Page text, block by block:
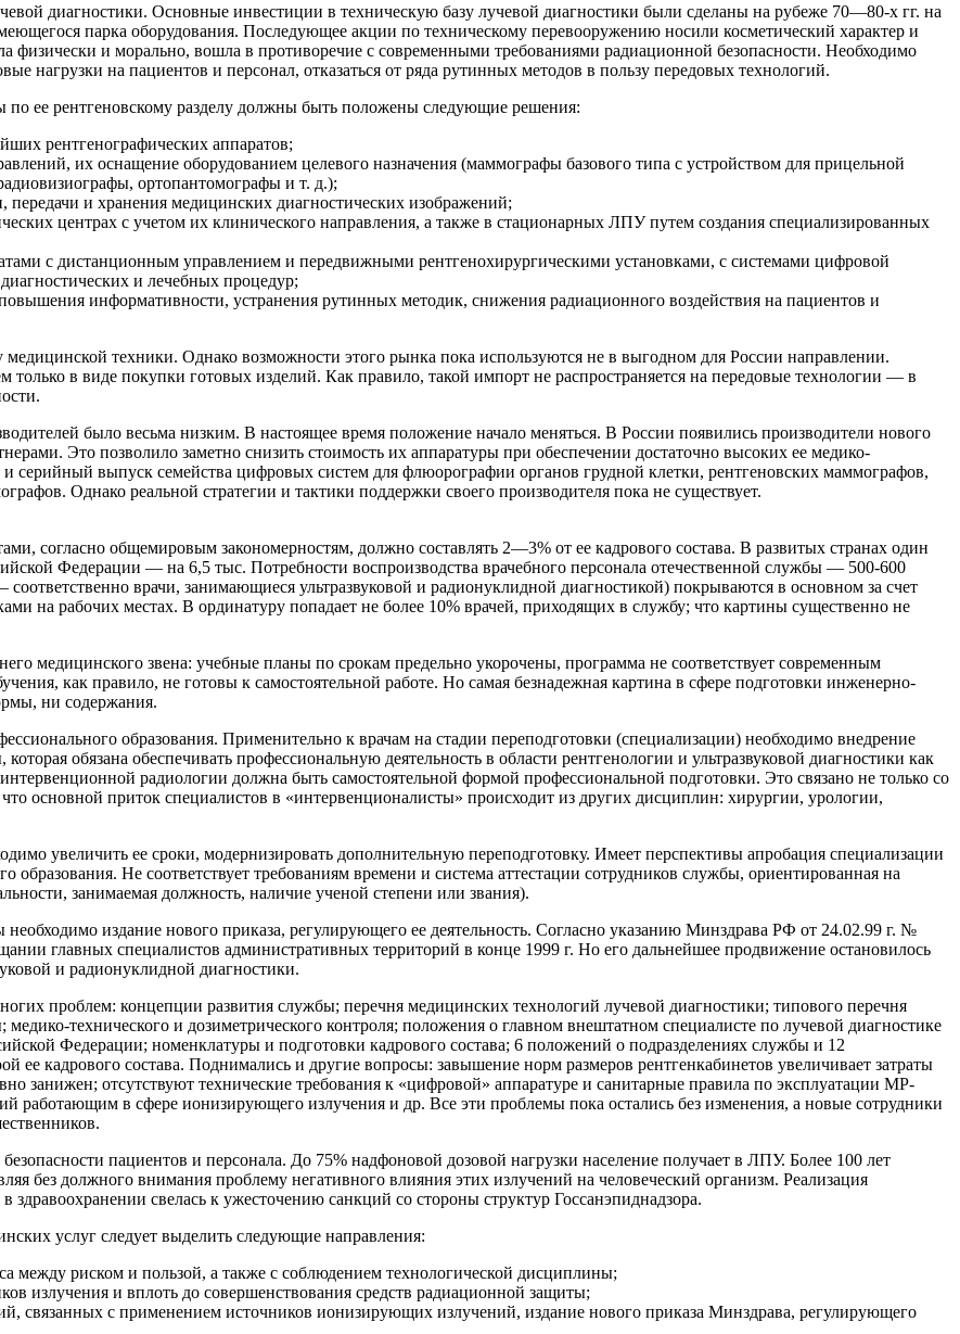
диагностики. Основные инвестиции в техническую базу лучевой диагностики были сделаны на рубеже 70—80-х гг. на
парка оборудования. Последующее акции по техническому перевооружению носили косметический характер и
физически и морально, вошла в противоречие с современными требованиями радиационной безопасности. Необходимо
нагрузки на пациентов и персонал, отказаться от ряда рутинных методов в пользу передовых технологий.
ее рентгеновскому разделу должны быть положены следующие решения:
рентгенографических аппаратов;
их оснащение оборудованием целевого назначения (маммографы базового типа с устройством для прицельной
ортопантомографы и т. д.);
и хранения медицинских диагностических изображений;
центрах с учетом их клинического направления, а также в стационарных ЛПУ путем создания специализированных
с дистанционным управлением и передвижными рентгенохирургическими установками, с системами цифровой
и лечебных процедур;
информативности, устранения рутинных методик, снижения радиационного воздействия на пациентов и
техники. Однако возможности этого рынка пока используются не в выгодном для России направлении.
в виде покупки готовых изделий. Как правило, такой импорт не распространяется на передовые технологии — в
было весьма низким. В настоящее время положение начало меняться. В России появились производители нового
Это позволило заметно снизить стоимость их аппаратуры при обеспечении достаточно высоких ее медико-
серийный выпуск семейства цифровых систем для флюорографии органов грудной клетки, рентгеновских маммографов,
Однако реальной стратегии и тактики поддержки своего производителя пока не существует.
согласно общемировым закономерностям, должно составлять 2—3% от ее кадрового состава. В развитых странах один
Федерации — на 6,5 тыс. Потребности воспроизводства врачебного персонала отечественной службы — 500-600
врачи, занимающиеся ультразвуковой и радионуклидной диагностикой) покрываются в основном за счет
на рабочих местах. В ординатуру попадает не более 10% врачей, приходящих в службу; что картины существенно не
медицинского звена: учебные планы по срокам предельно укорочены, программа не соответствует современным
как правило, не готовы к самостоятельной работе. Но самая безнадежная картина в сфере подготовки инженерно-
ни содержания.
образования. Применительно к врачам на стадии переподготовки (специализации) необходимо внедрение
обязана обеспечивать профессиональную деятельность в области рентгенологии и ультразвуковой диагностики как
радиологии должна быть самостоятельной формой профессиональной подготовки. Это связано не только со
основной приток специалистов в «интервенционалисты» происходит из других дисциплин: хирургии, урологии,
увеличить ее сроки, модернизировать дополнительную переподготовку. Имеет перспективы апробация специализации
образования. Не соответствует требованиям времени и система аттестации сотрудников службы, ориентированная на
занимаемая должность, наличие ученой степени или звания).
издание нового приказа, регулирующего ее деятельность. Согласно указанию Минздрава РФ от 24.02.99 г. №
главных специалистов административных территорий в конце 1999 г. Но его дальнейшее продвижение остановилось
и радионуклидной диагностики.
проблем: концепции развития службы; перечня медицинских технологий лучевой диагностики; типового перечня
технического и дозиметрического контроля; положения о главном внештатном специалисте по лучевой диагностике
Федерации; номенклатуры и подготовки кадрового состава; 6 положений о подразделениях службы и 12
ее кадрового состава. Поднимались и другие вопросы: завышение норм размеров рентгенкабинетов увеличивает затраты
занижен; отсутствуют технические требования к «цифровой» аппаратуре и санитарные правила по эксплуатации МР-
работающим в сфере ионизирующего излучения и др. Все эти проблемы пока остались без изменения, а новые сотрудники
пациентов и персонала. До 75% надфоновой дозовой нагрузки население получает в ЛПУ. Более 100 лет
без должного внимания проблему негативного влияния этих излучений на человеческий организм. Реализация
здравоохранении свелась к ужесточению санкций со стороны структур Госсанэпиднадзора.
услуг следует выделить следующие направления:
между риском и пользой, а также с соблюдением технологической дисциплины;
излучения и вплоть до совершенствования средств радиационной защиты;
связанных с применением источников ионизирующих излучений, издание нового приказа Минздрава, регулирующего